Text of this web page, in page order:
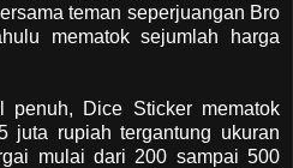
teman seperjuangan Bro
mematok sejumlah harga
penuh, Dice Sticker mematok
juta rupiah tergantung ukuran
mulai dari 200 sampai 500